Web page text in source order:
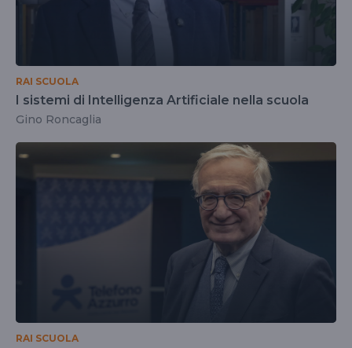
RAI SCUOLA
I sistemi di Intelligenza Artificiale nella scuola
Gino Roncaglia
RAI SCUOLA